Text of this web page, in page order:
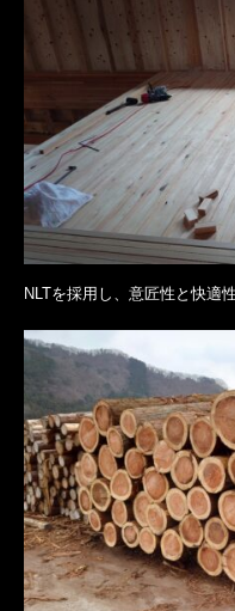
NLTを採用し、意匠性と快適